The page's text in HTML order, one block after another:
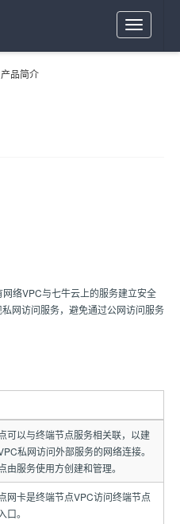
Toggle
navigation
产品简介
络VPC与七牛云上的服务建立安全
网访问服务，避免通过公网访问服务
可以与终端节点服务相关联，以建
私网访问外部服务的网络连接。
由服务使用方创建和管理。
网卡是终端节点VPC访问终端节点
口。